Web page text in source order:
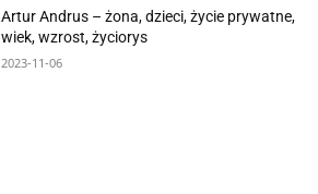
Artur Andrus – żona, dzieci, życie prywatne,
wiek, wzrost, życiorys
2023-11-06